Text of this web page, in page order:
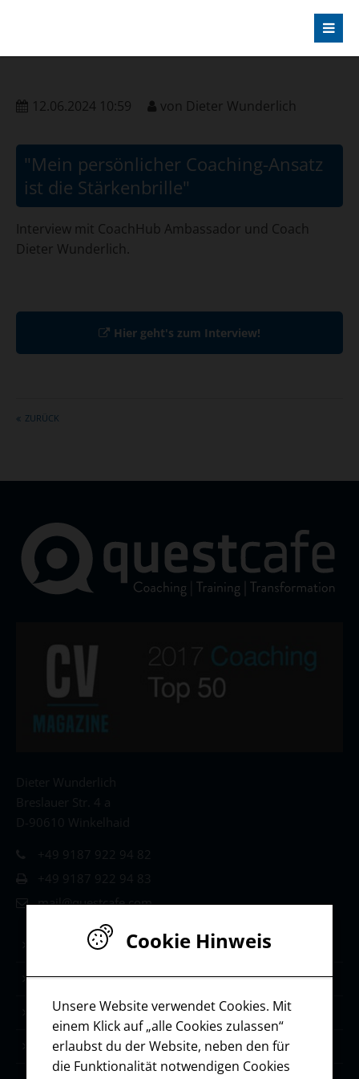
12.06.2024 10:59 von Dieter Wunderlich
"Mein persönlicher Coaching-Ansatz
ist die Stärkenbrille"
Interview mit CoachHub Ambassador und Coach
Dieter Wunderlich.
Hier geht's zum Interview!
ZURÜCK
mail@questcafe.com
Life & Leadership Coaching
Stärken-Coaching
Selbstmanagement
Ressourcen / Downloads
Cookie Hinweis
Unsere Website verwendet Cookies. Mit
einem Klick auf „alle Cookies zulassen“
erlaubst du der Website, neben den für
die Funktionalität notwendigen Cookies